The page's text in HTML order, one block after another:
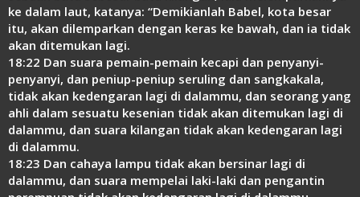
ke dalam laut, katanya: “Demikianlah Babel, kota besar
itu, akan dilemparkan dengan keras ke bawah, dan ia tidak
akan ditemukan lagi.
18:22 Dan suara pemain-pemain kecapi dan penyanyi-
penyanyi, dan peniup-peniup seruling dan sangkakala,
tidak akan kedengaran lagi di dalammu, dan seorang yang
ahli dalam sesuatu kesenian tidak akan ditemukan lagi di
dalammu, dan suara kilangan tidak akan kedengaran lagi
di dalammu.
18:23 Dan cahaya lampu tidak akan bersinar lagi di
dalammu, dan suara mempelai laki-laki dan pengantin